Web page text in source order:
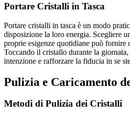
Portare Cristalli in Tasca
Portare cristalli in tasca è un modo
disposizione la loro energia. Scegliere
proprie esigenze quotidiane può fornire
Toccando il cristallo durante la
intenzione e rafforzare la fiducia in se
Pulizia e Caricamento
Metodi di Pulizia dei Cristalli